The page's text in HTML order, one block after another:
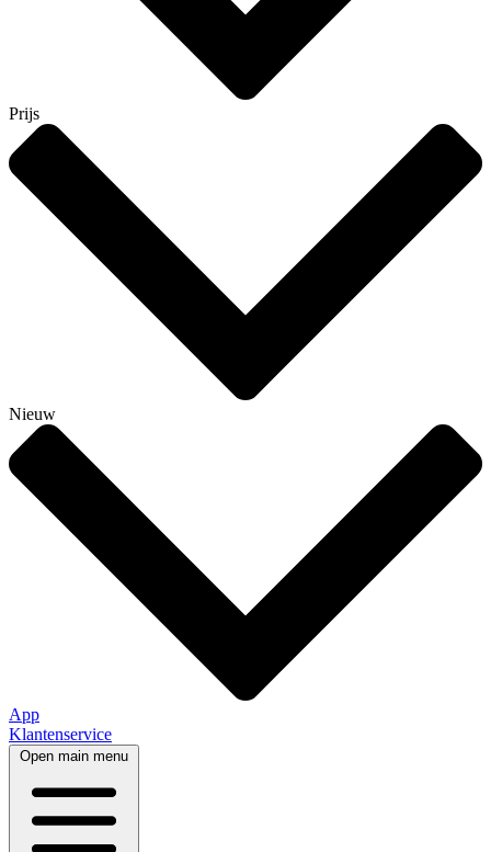
Prijs
Nieuw
App
Klantenservice
Open main menu